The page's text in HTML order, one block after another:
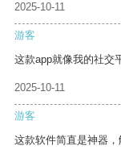
2025-10-11
游客
这款app就像我的社交
2025-10-11
游客
这款软件简直是神器，